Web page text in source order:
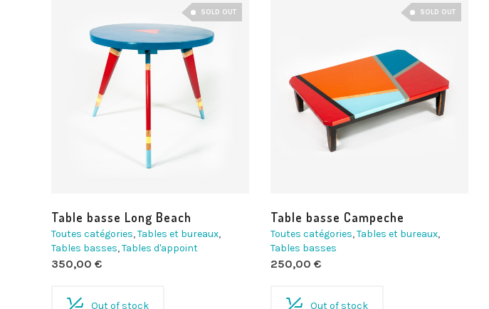
SOLD OUT
Table basse Long Beach
Toutes catégories,Tables et bureaux,
Tables basses,Tables d'appoint
350,00 €
Out of stock
SOLD OUT
Table basse Campeche
Toutes catégories,Tables et bureaux,
Tables basses
250,00 €
Out of stock